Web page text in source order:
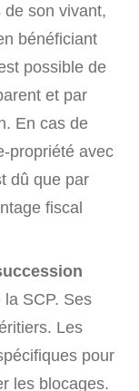
son vivant,
bénéficiant
possible de
et par
En cas de
propriété avec
dû que par
fiscal
la SCP. Ses
Les
pour
les blocages.